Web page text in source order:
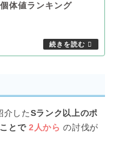
体値ランキング
介したSランク以上のポ
とで 2人から の討伐が